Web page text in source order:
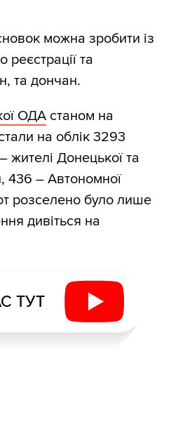
можна зробити із
реєстрації та
та дончан.
ОДА станом на
на облік 3293
жителі Донецької та
436 – Автономної
розселено було лише
дивіться на
ТУТ